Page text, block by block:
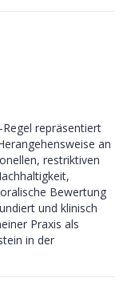
repräsentiert
an
restriktiven
Bewertung
und klinisch
Praxis als
in der